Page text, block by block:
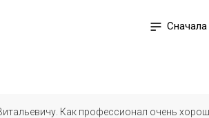
Как профессионал очень